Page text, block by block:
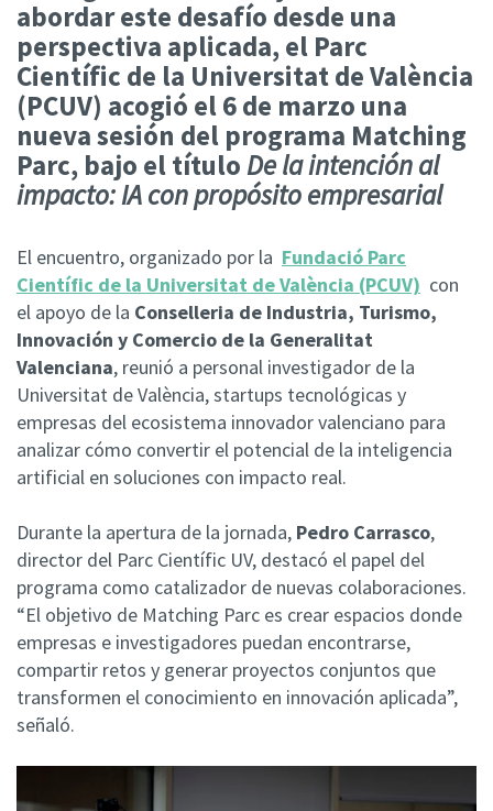
abordar este desafío desde una
perspectiva aplicada, el Parc
Científic de la Universitat de València
(PCUV) acogió el 6 de marzo una
nueva sesión del programa Matching
Parc, bajo el títuloDe la intención al
impacto: IA con propósito empresarial
El encuentro, organizado por la Fundació Parc
Científic de la Universitat de València (PCUV) con
el apoyo de la Conselleria de Industria, Turismo,
Innovación y Comercio de la Generalitat
Valenciana, reunió a personal investigador de la
Universitat de València, startups tecnológicas y
empresas del ecosistema innovador valenciano para
analizar cómo convertir el potencial de la inteligencia
artificial en soluciones con impacto real.
Durante la apertura de la jornada, Pedro Carrasco,
director del Parc Científic UV, destacó el papel del
programa como catalizador de nuevas colaboraciones.
“El objetivo de Matching Parc es crear espacios donde
empresas e investigadores puedan encontrarse,
compartir retos y generar proyectos conjuntos que
transformen el conocimiento en innovación aplicada”,
señaló.